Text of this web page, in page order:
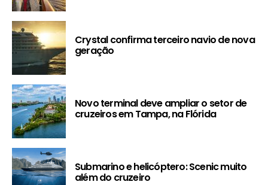
Crystal confirma terceiro navio de nova
geração
Novo terminal deve ampliar o setor de
cruzeiros em Tampa, na Flórida
Submarino e helicóptero: Scenic muito
além do cruzeiro